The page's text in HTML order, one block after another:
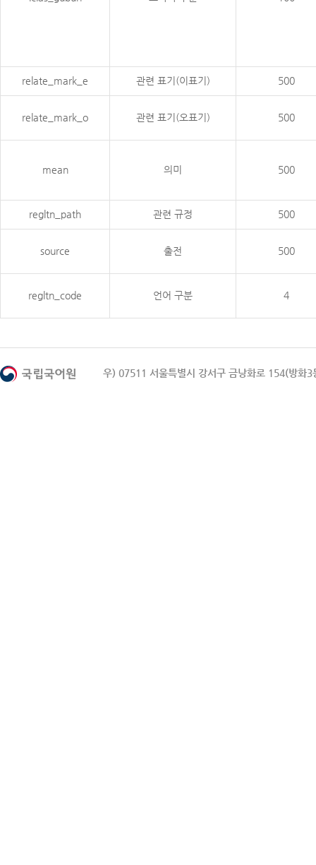
relate_mark_e 관련 표기(이표기) 500
relate_mark_o 관련 표기(오표기) 500
mean 의미 500
regltn_path 관련 규정 500
source 출전 500
regltn_code 언어 구분 4
우) 07511 서울특별시 강서구 금낭화로 154(방화3